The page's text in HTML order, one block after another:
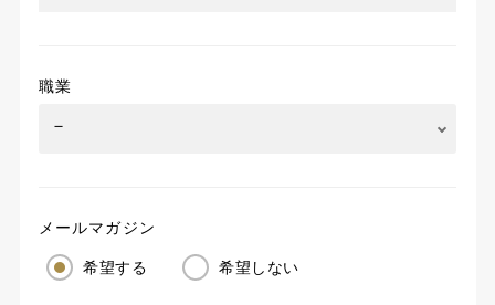
職業
メールマガジン
希望する 希望しない